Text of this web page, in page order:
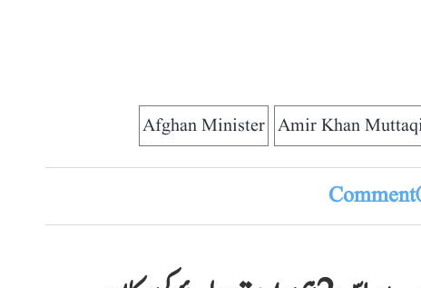
Amir Khan
Afghan Minister